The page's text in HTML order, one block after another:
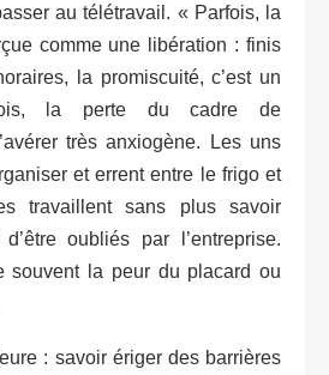
au télétravail. « Parfois, la
comme une libération : finis
la promiscuité, c’est un
la perte du cadre de
très anxiogène. Les uns
et errent entre le frigo et
travaillent sans plus savoir
oubliés par l’entreprise.
souvent la peur du placard ou
: savoir ériger des barrières